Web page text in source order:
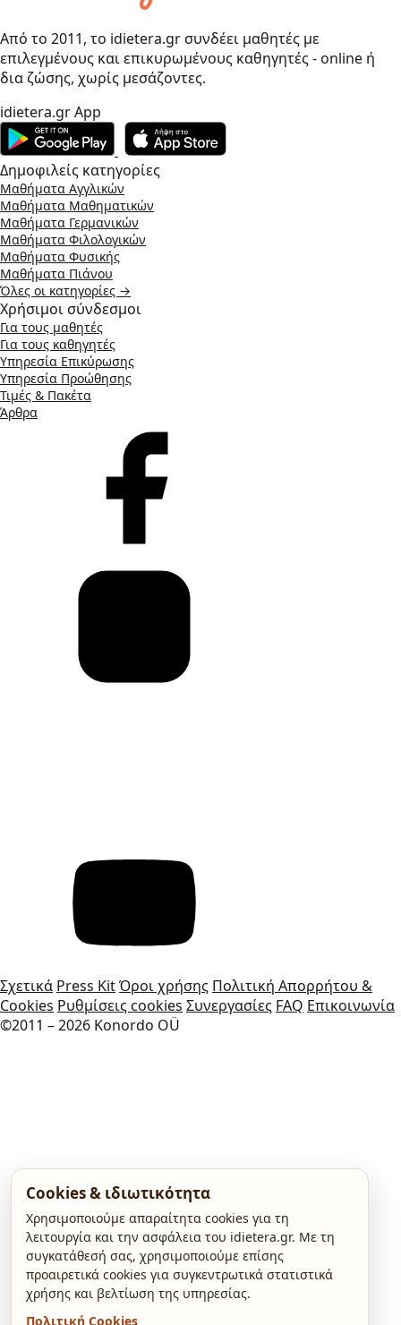
Από το 2011, το idietera.gr συνδέει μαθητές με
επιλεγμένους και επικυρωμένους καθηγητές - online ή
δια ζώσης, χωρίς μεσάζοντες.
idietera.gr App
Δημοφιλείς κατηγορίες
Μαθήματα Αγγλικών
Μαθήματα Μαθηματικών
Μαθήματα Γερμανικών
Μαθήματα Φιλολογικών
Μαθήματα Φυσικής
Μαθήματα Πιάνου
Όλες οι κατηγορίες →
Χρήσιμοι σύνδεσμοι
Για τους μαθητές
Για τους καθηγητές
Υπηρεσία Επικύρωσης
Υπηρεσία Προώθησης
Τιμές & Πακέτα
Άρθρα
Σχετικά Press KitΌροι χρήσης Πολιτική Απορρήτου &
Cookies Ρυθμίσεις cookies Συνεργασίες FAQ Επικοινωνία
©2011 – 2026 Konordo OÜ
Cookies & ιδιωτικότητα
Χρησιμοποιούμε απαραίτητα cookies για τη
λειτουργία και την ασφάλεια του idietera.gr. Με τη
συγκατάθεσή σας, χρησιμοποιούμε επίσης
προαιρετικά cookies για συγκεντρωτικά στατιστικά
χρήσης και βελτίωση της υπηρεσίας.
Πολιτική Cookies